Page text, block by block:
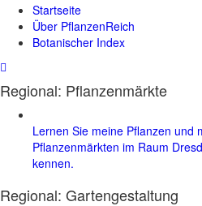
Startseite
Über PflanzenReich
Botanischer Index
Regional: Pflanzenmärkte
Lernen Sie meine Pflanzen und
Pflanzenmärkten im Raum
kennen.
Regional: Gartengestaltung